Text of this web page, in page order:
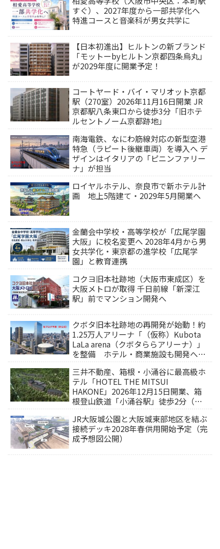
すぐ）、2027年度から一部共学化へ
特進コースと音楽科が男女共学に
【日本初進出】ヒルトンの新ブランド
「モットーbyヒルトン京都四条烏丸」
が2029年度に開業予定！
コートヤード・バイ・マリオット京都
駅（270室）2026年11月16日開業 JR
京都駅八条東口から徒歩3分「旧ホテ
ルセントノーム京都跡地」
南海電鉄、なにわ筋線対応の新型空港
特急（ラピート後継車両）を導入へ デ
ザインはイタリアの「ピニンファリー
ナ」が担当
ロイヤルホテル、奈良市で新ホテル計
画 地上5階建て・2029年5月開業へ
金蘭会中学校・高等学校が「広尾学園
大阪」に校名変更へ 2028年4月から男
女共学化・東京都の進学校「広尾学
園」と教育連携
コクヨ旧本社跡地（大阪市東成区）を
大阪メトロが取得 千日前線「新深江
駅」前でマンション開発へ
クボタ旧本社跡地の再開発が始動！約
1.25万人アリーナ「（仮称）Kubota
LaLa arena（クボタららアリーナ）」
を整備 ホテル・商業施設も開発へ
三井不動産、箱根・小涌谷に最高級ホ
テル「HOTEL THE MITSUI
HAKONE」2026年12月15日開業、箱
根登山鉄道「小涌谷駅」徒歩2分（旅
JR大阪城公園と大阪城東部地区を結ぶ
接続デッキ2028年春供用開始予定（完
成予想図公開）